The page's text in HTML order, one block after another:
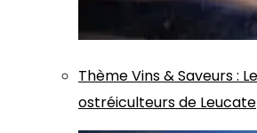
ThèmeVins & Saveurs:
ostréiculteurs de Leucate